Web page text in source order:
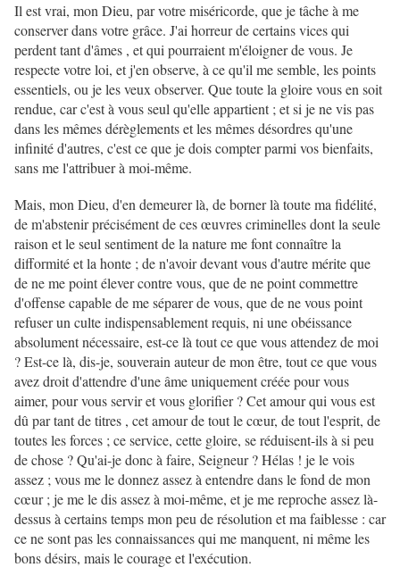
Il est vrai, mon Dieu, par votre miséricorde, que je tâche à me
conserver dans votre grâce. J'ai horreur de certains vices qui
perdent tant d'âmes , et qui pourraient m'éloigner de vous. Je
respecte votre loi, et j'en observe, à ce qu'il me semble, les points
essentiels, ou je les veux observer. Que toute la gloire vous en soit
rendue, car c'est à vous seul qu'elle appartient ; et si je ne vis pas
dans les mêmes dérèglements et les mêmes désordres qu'une
infinité d'autres, c'est ce que je dois compter parmi vos bienfaits,
sans me l'attribuer à moi-même.
Mais, mon Dieu, d'en demeurer là, de borner là toute ma fidélité,
de m'abstenir précisément de ces œuvres criminelles dont la seule
raison et le seul sentiment de la nature me font connaître la
difformité et la honte ; de n'avoir devant vous d'autre mérite que
de ne me point élever contre vous, que de ne point commettre
d'offense capable de me séparer de vous, que de ne vous point
refuser un culte indispensablement requis, ni une obéissance
absolument nécessaire, est-ce là tout ce que vous attendez de moi
? Est-ce là, dis-je, souverain auteur de mon être, tout ce que vous
avez droit d'attendre d'une âme uniquement créée pour vous
aimer, pour vous servir et vous glorifier ? Cet amour qui vous est
dû par tant de titres , cet amour de tout le cœur, de tout l'esprit, de
toutes les forces ; ce service, cette gloire, se réduisent-ils à si peu
de chose ? Qu'ai-je donc à faire, Seigneur ? Hélas ! je le vois
assez ; vous me le donnez assez à entendre dans le fond de mon
cœur ; je me le dis assez à moi-même, et je me reproche assez là-
dessus à certains temps mon peu de résolution et ma faiblesse : car
ce ne sont pas les connaissances qui me manquent, ni même les
bons désirs, mais le courage et l'exécution.